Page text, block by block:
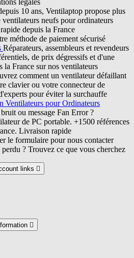
légales
10 ans, Ventilaptop propose plus
ventilateurs neufs pour ordinateurs
depuis la France
méthode de paiement sécurisé
Réparateurs, assembleurs et revendeurs
de prix dégressifs et d'une
la France sur nos ventilateurs
comment un ventilateur défaillant
clavier ou votre connecteur de
pour éviter la surchauffe
Ventilateurs pour Ordinateurs
ou message Fan Error ?
de PC portable. +1500 références
Livraison rapide
le formulaire pour nous contacter
perdu ? Trouvez ce que vous cherchez
links 
